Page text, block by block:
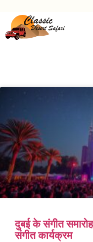
दुबई के संगीत
संगीत कार्यक्रम